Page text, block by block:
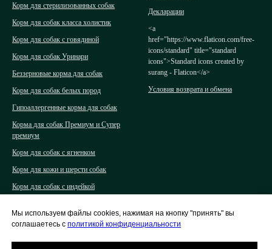
Мы используем файлы cookies, нажимая на кнопку "принять" вы
соглашаетесь с политикой конфиденциальности
Корм для стерилизованных собак
Корм для собак класса холистик
Корм для собак с говядиной
Корм для собак Уринари
Беззерновые корма для собак
Корм для собак белых пород
Гипоаллергенные корма для собак
Корма для собак Премиум и Супер
премиум
Корм для собак с ягненком
Корм для кожи и шерсти собак
Корм для собак с индейкой
Корма для кошек класса премиум и
Декларации
<a
href="https://www.flaticon.com/free-
icons/standard" title="standard
icons">Standard icons created by
surang - Flaticon</a>
Условия возврата и обмена